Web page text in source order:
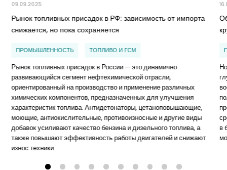
09.09.2025
Рынок топливных присадок в РФ: зависимость от импорта
снижается, но пока сохраняется
ПРОМЫШЛЕННОСТЬ ТОПЛИВО И ГСМ
Рынок топливных присадок в России — это динамично
развивающийся сегмент нефтехимической отрасли,
ориентированный на производство и применение различных
химических компонентов, предназначенных для улучшения
характеристик топлива. Антидетонаторы, цетаноповышающие,
моющие, антиокислительные, противоизносные и другие виды
добавок усиливают качество бензина и дизельного топлива, а
также повышают эффективность работы двигателей и снижают
износ техники.
в